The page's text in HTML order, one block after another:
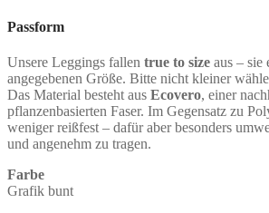
Passform
Unsere Leggings fallen true to size aus – sie
angegebenen Größe. Bitte nicht kleiner
Das Material besteht aus Ecovero, einer
pflanzenbasierten Faser. Im Gegensatz zu
weniger reißfest – dafür aber besonders
und angenehm zu tragen.
Farbe
Grafik bunt